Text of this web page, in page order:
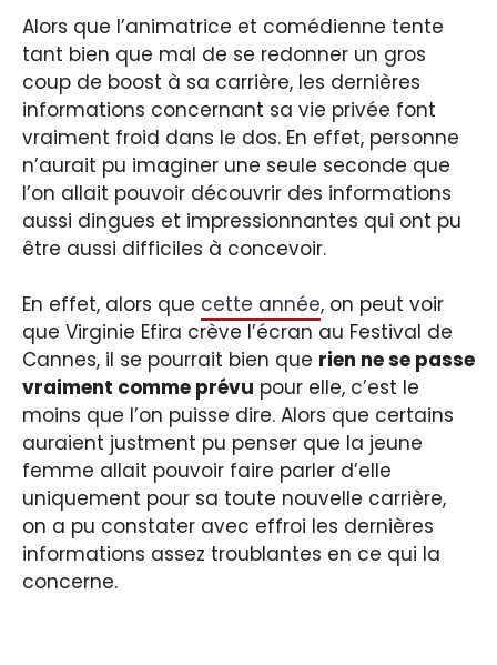
Alors que l’animatrice et comédienne tente
tant bien que mal de se redonner un gros
coup de boost à sa carrière, les dernières
informations concernant sa vie privée font
vraiment froid dans le dos. En effet, personne
n’aurait pu imaginer une seule seconde que
l’on allait pouvoir découvrir des informations
aussi dingues et impressionnantes qui ont pu
être aussi difficiles à concevoir.
En effet, alors que cette année, on peut voir
que Virginie Efira crève l’écran au Festival de
Cannes, il se pourrait bien que rien ne se passe
vraiment comme prévu pour elle, c’est le
moins que l’on puisse dire. Alors que certains
auraient justment pu penser que la jeune
femme allait pouvoir faire parler d’elle
uniquement pour sa toute nouvelle carrière,
on a pu constater avec effroi les dernières
informations assez troublantes en ce qui la
concerne.